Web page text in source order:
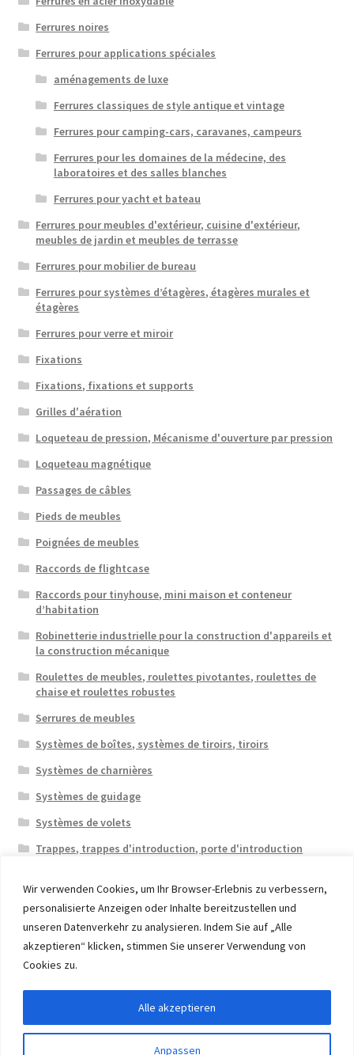
Wir verwenden Cookies, um Ihr Browser-Erlebnis zu verbessern,
personalisierte Anzeigen oder Inhalte bereitzustellen und
unseren Datenverkehr zu analysieren. Indem Sie auf „Alle
akzeptieren“ klicken, stimmen Sie unserer Verwendung von
Cookies zu.
Anpassen
Alle akzeptieren
Ferrures noires
Ferrures pour applications spéciales
aménagements de luxe
Ferrures classiques de style antique et vintage
Ferrures pour camping-cars, caravanes, campeurs
Ferrures pour les domaines de la médecine, des
laboratoires et des salles blanches
Ferrures pour yacht et bateau
Ferrures pour meubles d'extérieur, cuisine d'extérieur,
meubles de jardin et meubles de terrasse
Ferrures pour mobilier de bureau
Ferrures pour systèmes d’étagères, étagères murales et
étagères
Ferrures pour verre et miroir
Fixations
Fixations, fixations et supports
Grilles d'aération
Loqueteau de pression, Mécanisme d'ouverture par pression
Loqueteau magnétique
Passages de câbles
Pieds de meubles
Poignées de meubles
Raccords de flightcase
Raccords pour tinyhouse, mini maison et conteneur
d’habitation
Robinetterie industrielle pour la construction d'appareils et
la construction mécanique
Roulettes de meubles, roulettes pivotantes, roulettes de
chaise et roulettes robustes
Serrures de meubles
Systèmes de boîtes, systèmes de tiroirs, tiroirs
Systèmes de charnières
Systèmes de guidage
Systèmes de volets
Trappes, trappes d'introduction, porte d'introduction
© 2026 Eruon Trade UG, Germany, member of the ERUON